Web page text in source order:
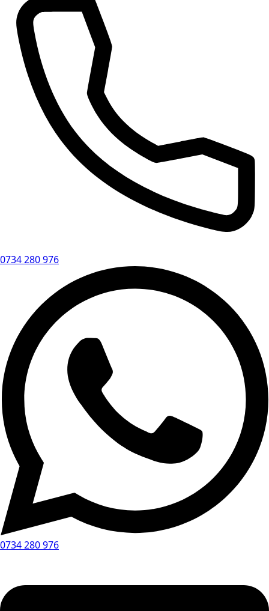
0734 280 976
0734 280 976